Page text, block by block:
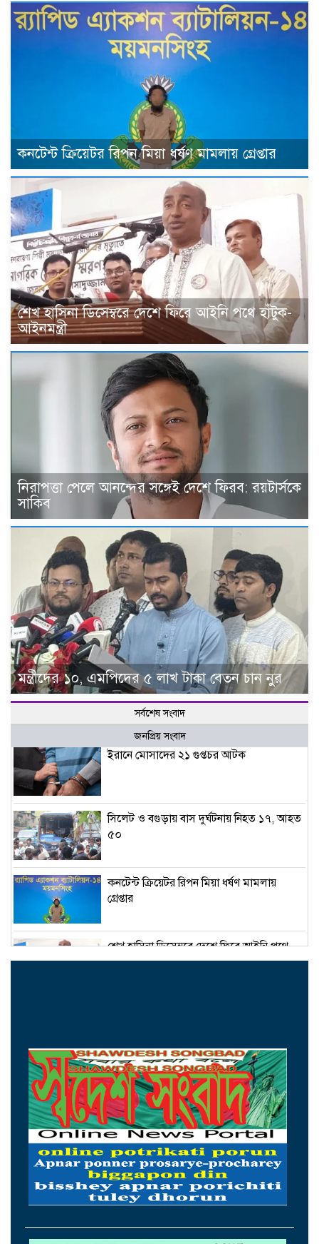
কনটেন্ট ক্রিয়েটর রিপন মিয়া ধর্ষণ মামলায় গ্রেপ্তার
শেখ হাসিনা ডিসেম্বরে দেশে ফিরে আইনি পথে হাঁটুক-
আইনমন্ত্রী
নিরাপত্তা পেলে আনন্দের সঙ্গেই দেশে ফিরব: রয়টার্সকে
সাকিব
মন্ত্রীদের ১০, এমপিদের ৫ লাখ টাকা বেতন চান নুর
সর্বশেষ সংবাদ
জনপ্রিয় সংবাদ
ইরানে মোসাদের ২১ গুপ্তচর আটক
সিলেট ও বগুড়ায় বাস দুর্ঘটনায় নিহত ১৭, আহত
৫০
কনটেন্ট ক্রিয়েটর রিপন মিয়া ধর্ষণ মামলায়
গ্রেপ্তার
শেখ হাসিনা ডিসেম্বরে দেশে ফিরে আইনি পথে
হাঁটুক-আইনমন্ত্রী
মন্ত্রীদের ১০, এমপিদের ৫ লাখ টাকা বেতন চান
নুর
২৩তম রাষ্ট্রপতি হিসেবে আলোচনায় যারা
হামের উপসর্গে ৩ শিশুর মৃত্যু, আক্রান্ত ১২১৮